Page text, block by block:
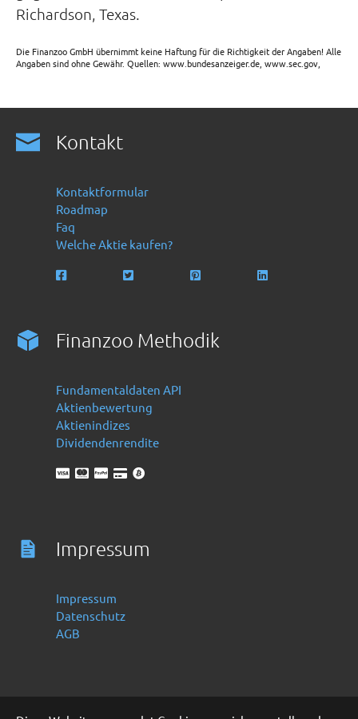
Richardson, Texas.
Die Finanzoo GmbH übernimmt keine Haftung für die Richtigkeit der Angaben! Alle
Angaben sind ohne Gewähr. Quellen: www.bundesanzeiger.de, www.sec.gov,
Kontakt
Kontaktformular
Roadmap
Faq
Welche Aktie kaufen?
Finanzoo Methodik
Fundamentaldaten API
Aktienbewertung
Aktienindizes
Dividendenrendite
Impressum
Impressum
Datenschutz
AGB